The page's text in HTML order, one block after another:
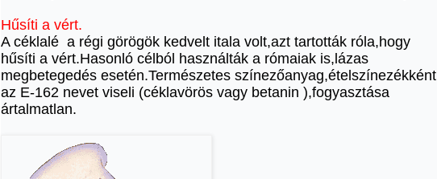
Hűsíti a vért.
A céklalé a régi görögök kedvelt itala volt,azt tartották róla,hogy
hűsíti a vért.Hasonló célból használták a rómaiak is,lázas
megbetegedés esetén.Természetes színezőanyag,ételszínezékként
az E-162 nevet viseli (céklavörös vagy betanin ),fogyasztása
ártalmatlan.